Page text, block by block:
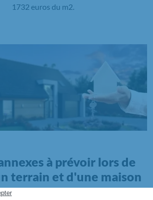
1732 euros du m2.
à prévoir lors de
terrain et d'une maison
à votre budget, les